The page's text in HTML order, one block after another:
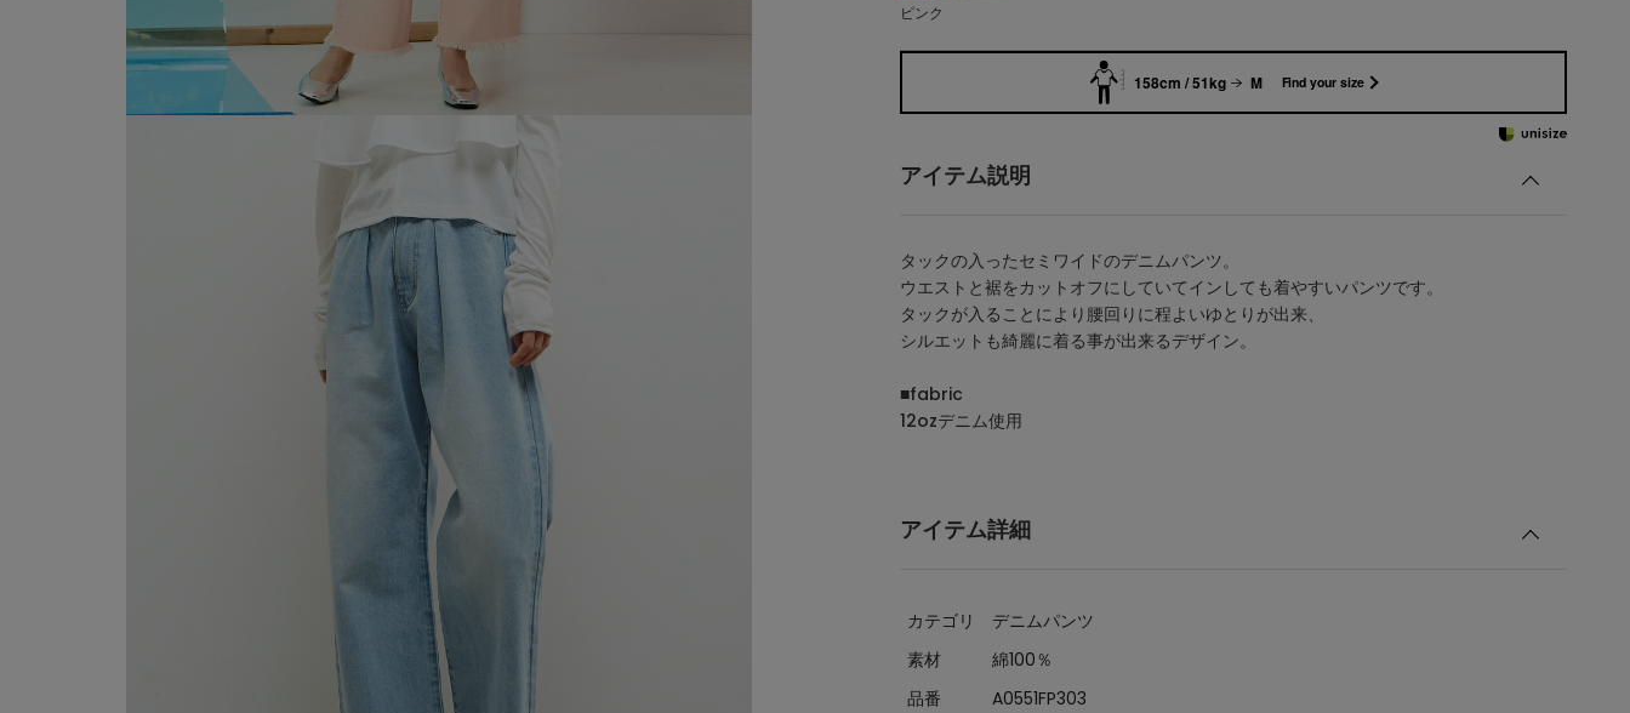
ピンク
158cm / 51kg M Find your size
アイテム説明
タックの入ったセミワイドのデニムパンツ。
ウエストと裾をカットオフにしていてインしても着やすいパンツです。
タックが入ることにより腰回りに程よいゆとりが出来、
シルエットも綺麗に着る事が出来るデザイン。
■fabric
12ozデニム使用
アイテム詳細
カテゴリ
デニムパンツ
素材
綿100％
品番
A0551FP303